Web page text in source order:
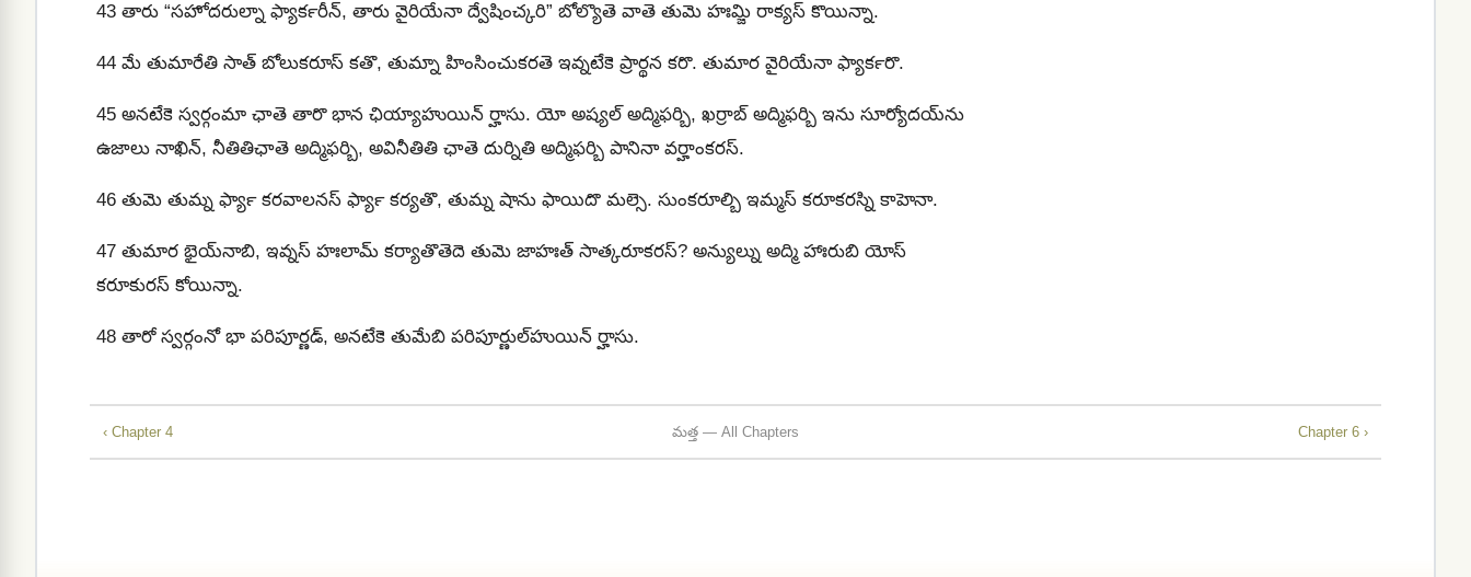
43 తారు “సహోదరుల్నా ఫ్యార్‍కరీన్‍, తారు వైరియేనా ద్వేషించ్కరి” బోల్యొతె వాతె తుమె హఃమ్జి రాక్యస్ కొయిన్నా.
44 మే తుమారేతి సాత్ బోలుకరూస్ కతొ, తుమ్నా హింసించుకరతె ఇవ్నటేకె ప్రార్థన కరొ. తుమార వైరియేనా ఫ్యార్‍కరొ.
45 అనటేకె స్వర్గంమా ఛాతె తారొ భాన ఛియ్యాహుయిన్ ర్హాసు. యో అష్యల్ అద్మిఫర్బి, ఖర్రాబ్ అద్మిఫర్బి ఇను సూర్యోదయ్‍ను
ఉజాలు నాఖిన్, నీతితిఛాతె అద్మిఫర్బి, అవినీతితి ఛాతె దుర్నితి అద్మిఫర్బి పానినా వర్హాంకరస్.
46 తుమె తుమ్న ఫ్యార్‍ కరవాలనస్ ఫ్యార్‍ కర్యతొ, తుమ్న షాను ఫాయిదొ మల్సె. సుంకరూల్బి ఇమ్మస్ కరూకరస్ని కాహెనా.
47 తుమార భైయ్‍నాబి, ఇవ్నస్ హఃలామ్ కర్యాతొతెదె తుమె జాహఃత్ సాత్కరూకరస్? అన్యుల్ను అద్మి హాఃరుబి యోస్
కరూకురస్ కోయిన్నా.
48 తారో స్వర్గంనో భా పరిపూర్ణడ్‍, అనటేకె తుమేబి పరిపూర్ణుల్‍హుయిన్ ర్హాసు.
‹ Chapter 4 మత్త — All Chapters Chapter 6 ›